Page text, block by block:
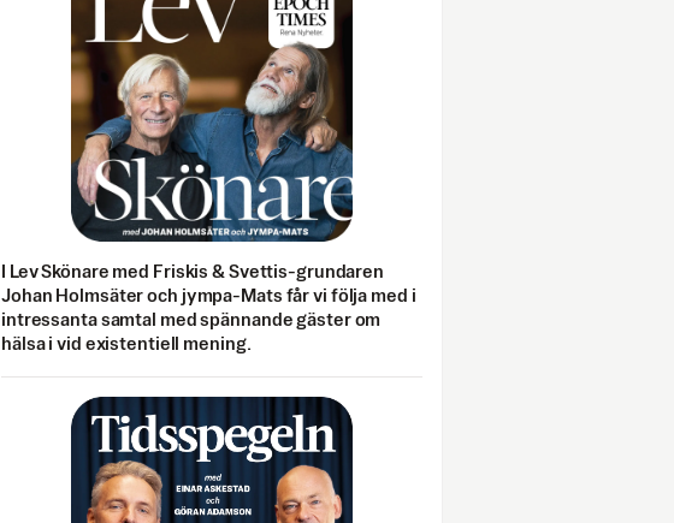
I Lev Skönare med Friskis & Svettis-grundaren
Johan Holmsäter och jympa-Mats får vi följa med i
intressanta samtal med spännande gäster om
hälsa i vid existentiell mening.